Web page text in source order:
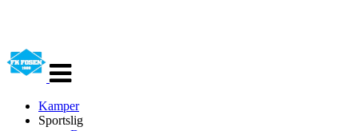
navigasjon
Kamper
Sportslig